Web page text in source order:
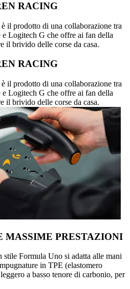
RACING
il prodotto di una collaborazione tra
Logitech G che offre ai fan della
il brivido delle corse da casa.
RACING
il prodotto di una collaborazione tra
Logitech G che offre ai fan della
il brivido delle corse da casa.
MASSIME PRESTAZIONI
stile Formula Uno si adatta alle mani
in TPE (elastomero
a basso tenore di carbonio, per